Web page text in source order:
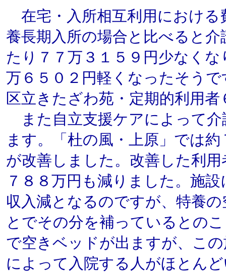
在宅・入所相互利用における
養長期入所の場合と比べると
たり７７万３１５９円少なく
万６５０２円軽くなったそう
区立きたざわ苑・定期的利用者
また自立支援ケアによって介
ます。「杜の風・上原」では
が改善しました。改善した利
７８８万円も減りました。施
収入減となるのですが、特養
とでその分を補っているとの
で空きベッドが出ますが、こ
によって入院する人がほとん